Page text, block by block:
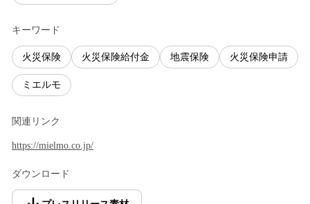
キーワード
火災保険 火災保険給付金 地震保険 火災保険申請
ミエルモ
関連リンク
https://mielmo.co.jp/
ダウンロード